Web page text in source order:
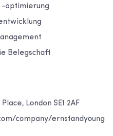
-optimierung
Belegschaft
London SE1 2AF
company/ernstandyoung